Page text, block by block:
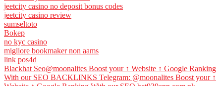
jeetcity casino no deposit bonus codes
jeetcity casino review
sumseltoto
Bokep
no kyc casino
migliore bookmaker non aams
link pos4d
Blackhat Seo@moonalites Boost your ↑ Website ↑ Google Ranking
With our SEO BACKLINKS Telegram: @moonalites Boost your ↑